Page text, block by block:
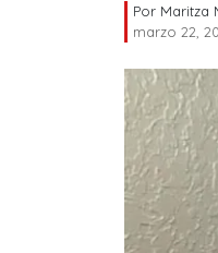
Por Maritza
marzo 22,